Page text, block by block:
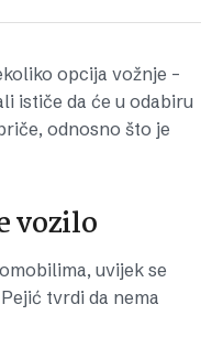
opcija vožnje –
ističe da će u odabiru
odnosno što je
vozilo
uvijek se
tvrdi da nema